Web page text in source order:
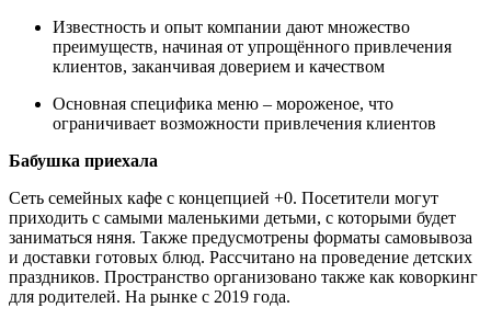
Известность и опыт компании дают множество
преимуществ, начиная от упрощённого привлечения
клиентов, заканчивая доверием и качеством
Основная специфика меню – мороженое, что
ограничивает возможности привлечения клиентов
Бабушка приехала
Сеть семейных кафе с концепцией +0. Посетители могут
приходить с самыми маленькими детьми, с которыми будет
заниматься няня. Также предусмотрены форматы самовывоза
и доставки готовых блюд. Рассчитано на проведение детских
праздников. Пространство организовано также как коворкинг
для родителей. На рынке с 2019 года.